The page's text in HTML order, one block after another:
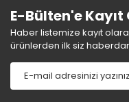
E-Bülten'e Kayıt
Haber listemize kayıt
ürünlerden ilk siz